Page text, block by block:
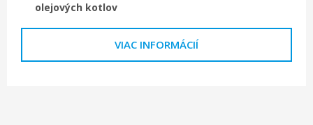
olejových kotlov
VIAC INFORMÁCIÍ